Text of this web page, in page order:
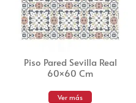
Piso Pared Sevilla Real
60×60 Cm
Ver más